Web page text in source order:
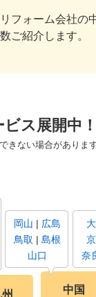
フォーム会社の
ご紹介します。
ス展開中！
きない場合がありま
奈
中国
岡山
広島
鳥取
島根
山口